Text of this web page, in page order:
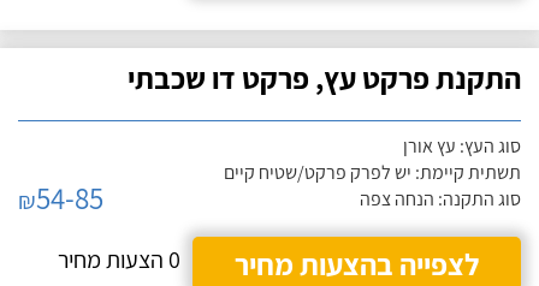
התקנת פרקט עץ, פרקט דו שכבתי
סוג העץ: עץ אורן
תשתית קיימת: יש לפרק פרקט/שטיח קיים
סוג התקנה: הנחה צפה
₪54-85
לצפייה בהצעות מחיר
0 הצעות מחיר